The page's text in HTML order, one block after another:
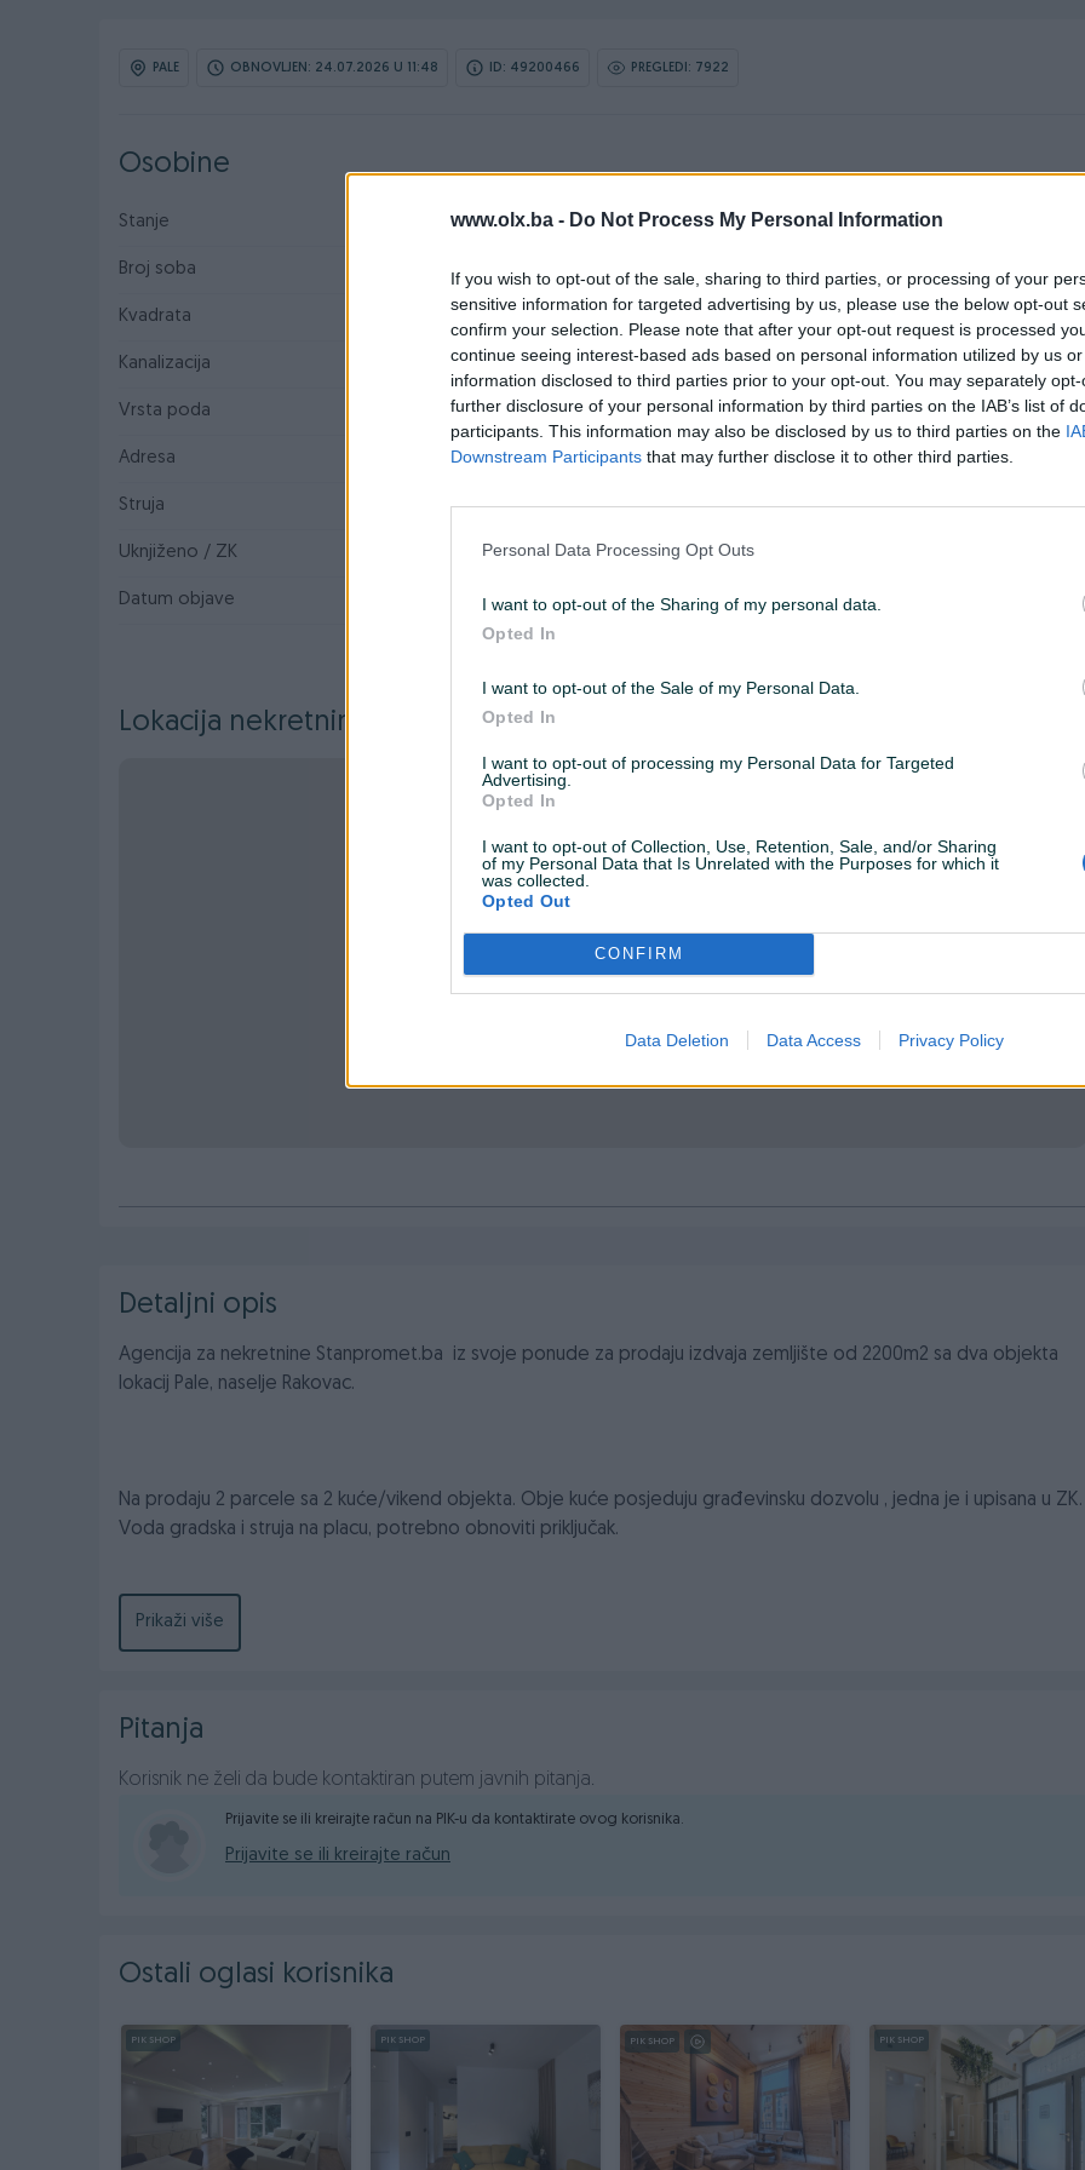
www.olx.ba - Do Not Process My Personal Information
If you wish to opt-out of the sale, sharing to third parties, or processing of your
sensitive information for targeted advertising by us, please use the below opt-out
confirm your selection. Please note that after your opt-out request is processed
continue seeing interest-based ads based on personal information utilized by us
information disclosed to third parties prior to your opt-out. You may separately
further disclosure of your personal information by third parties on the IAB’s list of
participants. This information may also be disclosed by us to third parties on the
Downstream Participants that may further disclose it to other third parties.
Personal Data Processing Opt Outs
I want to opt-out of the Sharing of my personal data.
Opted In
I want to opt-out of the Sale of my Personal Data.
Opted In
I want to opt-out of processing my Personal Data for Targeted
Advertising.
Opted In
I want to opt-out of Collection, Use, Retention, Sale, and/or Sharing
of my Personal Data that Is Unrelated with the Purposes for which it
was collected.
Opted Out
CONFIRM
Data Deletion Data Access Privacy Policy
PALE OBNOVLJEN: 24.07.2026 U 11:48 ID: 49200466 PREGLEDI: 7922
Osobine
Stanje Za renoviranje Vrsta oglasa Prodaja
Broj soba Broj spratova
Kvadrata Godina izgradnje
Kanalizacija Vrsta grijanja Struja
Vrsta poda Okućnica (kvadratura) 2200
Adresa Rakovac Pale Internet ✓
Struja Telefonski priključak ✓
Uknjiženo / ZK Voda
Datum objave
Lokacija nekretnine
Detaljni opis
Agencija za nekretnine Stanpromet.ba iz svoje ponude za prodaju izdvaja zemljište od 2200m2 sa dva objekta
lokacij Pale, naselje Rakovac.
Na prodaju 2 parcele sa 2 kuće/vikend objekta. Obje kuće posjeduju građevinsku dozvolu , jedna je i upisana u ZK.
Voda gradska i struja na placu, potrebno obnoviti priključak.
Kuće su devastirane, neophodna je adaptacija. Lokacija odlična ko želi mir i tišu u netaknutoj prirodi vikend naselja
udaljeno 1400metara odličnog puta od glavne saobraćajnice. Odlično za sve koji žele svoj oazu mira u prirodi.
062 830 830
Prikaži više
Pitanja
Korisnik ne želi da bude kontaktiran putem javnih pitanja.
Prijavite se ili kreirajte račun na PIK-u da kontaktirate ovog korisnika.
Prijavite se ili kreirajte račun
Ostali oglasi korisnika
PIK SHOP PIK SHOP PIK SHOP PIK SHOP